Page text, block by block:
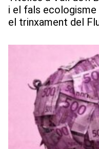
i el fals ecologisme
el trinxament del